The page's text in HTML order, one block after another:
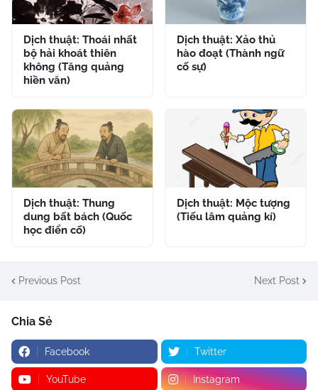
Dịch thuật: Thoái nhất
bộ hải khoát thiên
không (Tăng quảng
hiền văn)
Dịch thuật: Xảo thủ
hào đoạt (Thành ngữ
cố sự)
Dịch thuật: Thung
dung bất bách (Quốc
học điển cố)
Dịch thuật: Mộc tượng
(Tiếu lâm quảng kí)
Previous Post Next Post
Chia Sẻ
Facebook Twitter
YouTube Instagram